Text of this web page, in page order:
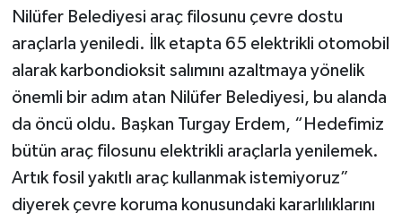
Nilüfer Belediyesi araç filosunu çevre dostu
araçlarla yeniledi. İlk etapta 65 elektrikli otomobil
alarak karbondioksit salımını azaltmaya yönelik
önemli bir adım atan Nilüfer Belediyesi, bu alanda
da öncü oldu. Başkan Turgay Erdem, “Hedefimiz
bütün araç filosunu elektrikli araçlarla yenilemek.
Artık fosil yakıtlı araç kullanmak istemiyoruz”
diyerek çevre koruma konusundaki kararlılıklarını